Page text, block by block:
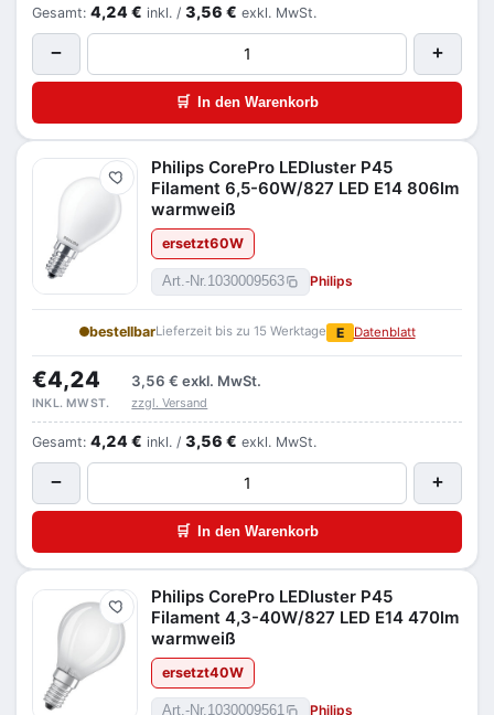
Gesamt: 4,24 € inkl. / 3,56 € exkl. MwSt.
− +
🛒 In den Warenkorb
Merken
Philips CorePro LEDluster P45
Filament 6,5-60W/827 LED E14 806lm
warmweiß
ersetzt60W
Art.-Nr.1030009563 Philips
bestellbarLieferzeit bis zu 15 Werktage E Datenblatt
€4,24 3,56 € exkl. MwSt.
INKL. MWST. zzgl. Versand
Gesamt: 4,24 € inkl. / 3,56 € exkl. MwSt.
− +
🛒 In den Warenkorb
Merken
Philips CorePro LEDluster P45
Filament 4,3-40W/827 LED E14 470lm
warmweiß
ersetzt40W
Art.-Nr.1030009561 Philips